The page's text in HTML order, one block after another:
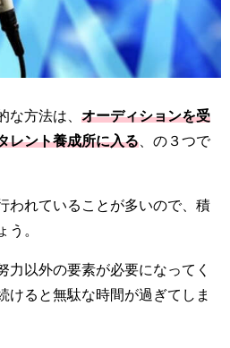
な方法は、 オーディションを受
レント養成所に入る 、の３つで
われていることが多いので、積
う。
力以外の要素が必要になってく
けると無駄な時間が過ぎてしま